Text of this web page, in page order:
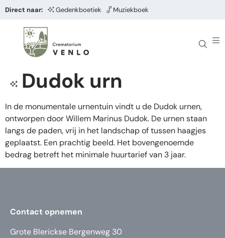
Direct naar: Gedenkboetiek Muziekboek
Dudok urn
In de monumentale urnentuin vindt u de Dudok urnen,
ontworpen door Willem Marinus Dudok. De urnen staan
langs de paden, vrij in het landschap of tussen haagjes
geplaatst. Een prachtig beeld. Het bovengenoemde
bedrag betreft het minimale huurtarief van 3 jaar.
Contact opnemen
Grote Blerickse Bergenweg 30